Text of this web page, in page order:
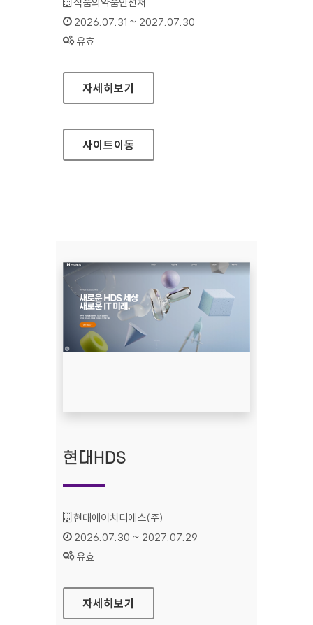
인증기간 :
2026.07.31 ~ 2027.07.30
상태 :
유효
식품안전나라
자세히보기
사이트이동
현대HDS
기관명 :
현대에이치디에스(주)
인증기간 :
2026.07.30 ~ 2027.07.29
상태 :
유효
현대HDS
자세히보기